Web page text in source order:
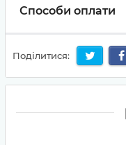
Способи оплати
Поділитися: